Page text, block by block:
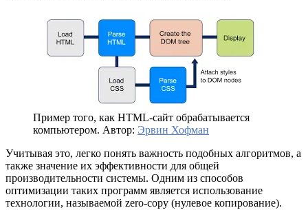
Пример того, как HTML-сайт обрабатывается
компьютером. Автор: Эрвин Хофман
Учитывая это, легко понять важность подобных алгоритмов, а
также значение их эффективности для общей
производительности системы. Одним из способов
оптимизации таких программ является использование
технологии, называемой zero-copy (нулевое копирование).